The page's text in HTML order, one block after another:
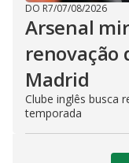
DO R7/07/08/2026
Arsenal
renovação
Madrid
Clube inglês busca
temporada